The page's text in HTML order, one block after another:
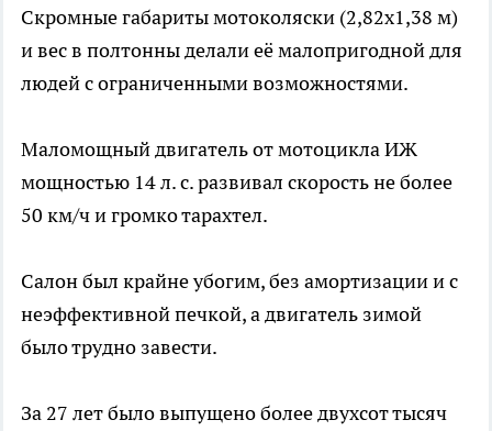
Скромные габариты мотоколяски (2,82х1,38 м)
и вес в полтонны делали её малопригодной для
людей с ограниченными возможностями.
Маломощный двигатель от мотоцикла ИЖ
мощностью 14 л. с. развивал скорость не более
50 км/ч и громко тарахтел.
Салон был крайне убогим, без амортизации и с
неэффективной печкой, а двигатель зимой
было трудно завести.
За 27 лет было выпущено более двухсот тысяч